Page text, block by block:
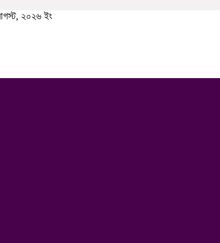
২০২৬ ইং